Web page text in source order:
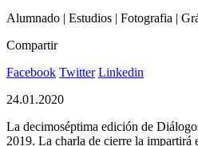
Alumnado | Estudios | Fotografia |
Compartir
Facebook Twitter Linkedin
24.01.2020
La decimoséptima edición de
2019. La charla de cierre la impartirá